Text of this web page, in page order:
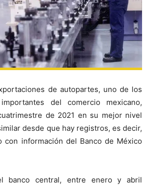
de autopartes, uno de los
del comercio mexicano,
de 2021 en su mejor nivel
desde que hay registros, es decir,
con información del Banco de México
banco central, entre enero y abril